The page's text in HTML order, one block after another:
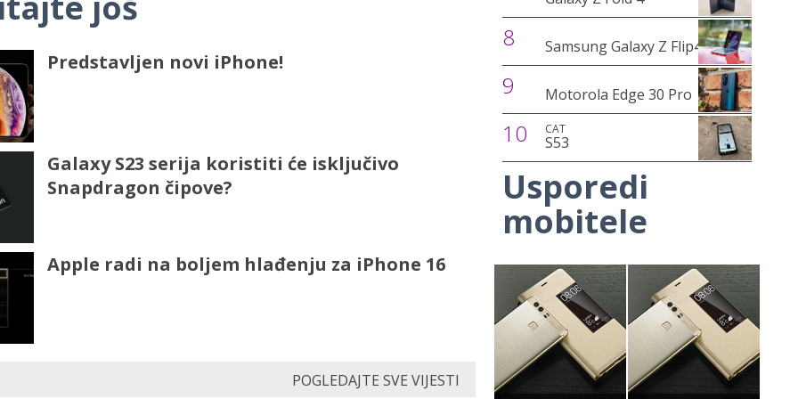
Predstavljen novi iPhone!
Galaxy S23 serija koristiti će isključivo
Snapdragon čipove?
Apple radi na boljem hlađenju za iPhone 16
POGLEDAJTE SVE VIJESTI
8 Samsung Galaxy Z Flip4
9 Motorola Edge 30 Pro
10 CAT
S53
Usporedi
mobitele